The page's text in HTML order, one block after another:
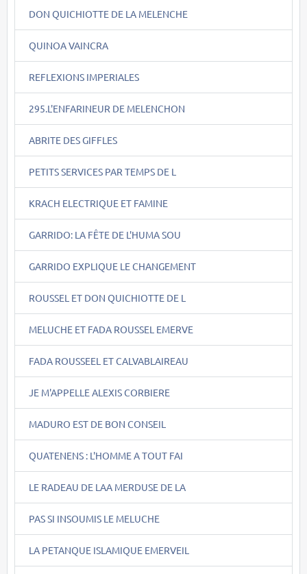
DON QUICHIOTTE DE LA MELENCHE
QUINOA VAINCRA
REFLEXIONS IMPERIALES
295.L'ENFARINEUR DE MELENCHON
ABRITE DES GIFFLES
PETITS SERVICES PAR TEMPS DE L
KRACH ELECTRIQUE ET FAMINE
GARRIDO: LA FÊTE DE L'HUMA SOU
GARRIDO EXPLIQUE LE CHANGEMENT
ROUSSEL ET DON QUICHIOTTE DE L
MELUCHE ET FADA ROUSSEL EMERVE
FADA ROUSSEEL ET CALVABLAIREAU
JE M'APPELLE ALEXIS CORBIERE
MADURO EST DE BON CONSEIL
QUATENENS : L'HOMME A TOUT FAI
LE RADEAU DE LAA MERDUSE DE LA
PAS SI INSOUMIS LE MELUCHE
LA PETANQUE ISLAMIQUE EMERVEIL